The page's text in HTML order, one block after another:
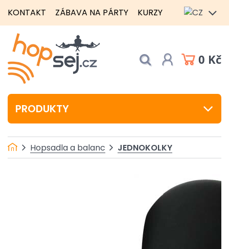
KONTAKT ZÁBAVA NA PÁRTY KURZY
0 Kč
PRODUKTY
Hopsadla a balanc JEDNOKOLKY